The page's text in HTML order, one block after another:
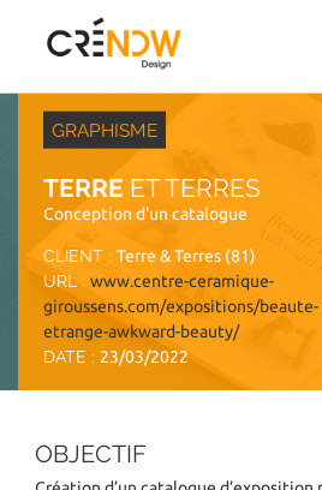
GRAPHISME
TERRE ET TERRES
Conception d'un catalogue
CLIENT : Terre & Terres (81)
URL : www.centre-ceramique-
giroussens.com/expositions/beaute-
etrange-awkward-beauty/
DATE : 23/03/2022
OBJECTIF